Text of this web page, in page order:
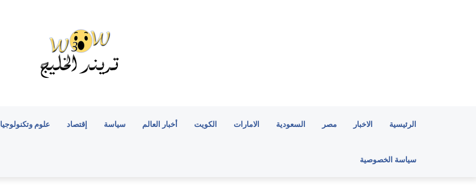
الرئيسية الاخبار مصر السعودية الامارات الكويت أخبار العالم سياسة إقتصاد علوم وتكنولوجيا
سياسة الخصوصية